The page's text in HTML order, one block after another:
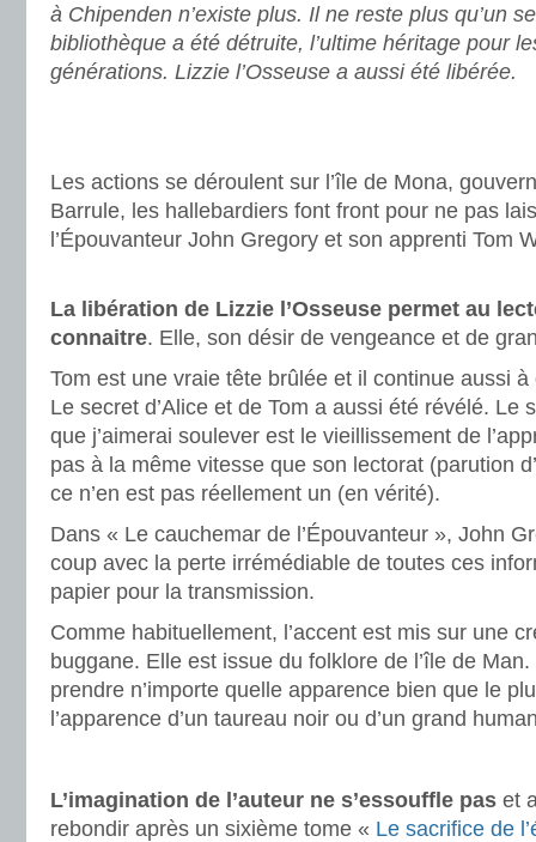
à Chipenden n’existe plus. Il ne reste plus qu’un
bibliothèque a été détruite, l’ultime héritage pour
générations. Lizzie l’Osseuse a aussi été libérée.
Les actions se déroulent sur l’île de Mona,
Barrule, les hallebardiers font front pour ne pas
l’Épouvanteur John Gregory et son apprenti Tom
La libération de Lizzie l’Osseuse permet au
connaitre. Elle, son désir de vengeance et de
Tom est une vraie tête brûlée et il continue aussi
Le secret d’Alice et de Tom a aussi été révélé. Le
que j’aimerai soulever est le vieillissement de
pas à la même vitesse que son lectorat (parution
ce n’en est pas réellement un (en vérité).
Dans « Le cauchemar de l’Épouvanteur », John
coup avec la perte irrémédiable de toutes ces
papier pour la transmission.
Comme habituellement, l’accent est mis sur une
buggane. Elle est issue du folklore de l’île de
prendre n’importe quelle apparence bien que le
l’apparence d’un taureau noir ou d’un grand
L’imagination de l’auteur ne s’essouffle pas et
rebondir après un sixième tome « Le sacrifice de